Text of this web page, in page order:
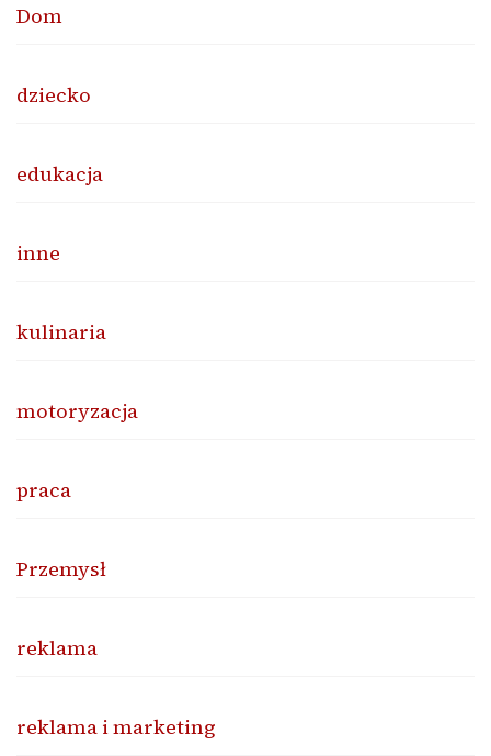
Dom
dziecko
edukacja
inne
kulinaria
motoryzacja
praca
Przemysł
reklama
reklama i marketing